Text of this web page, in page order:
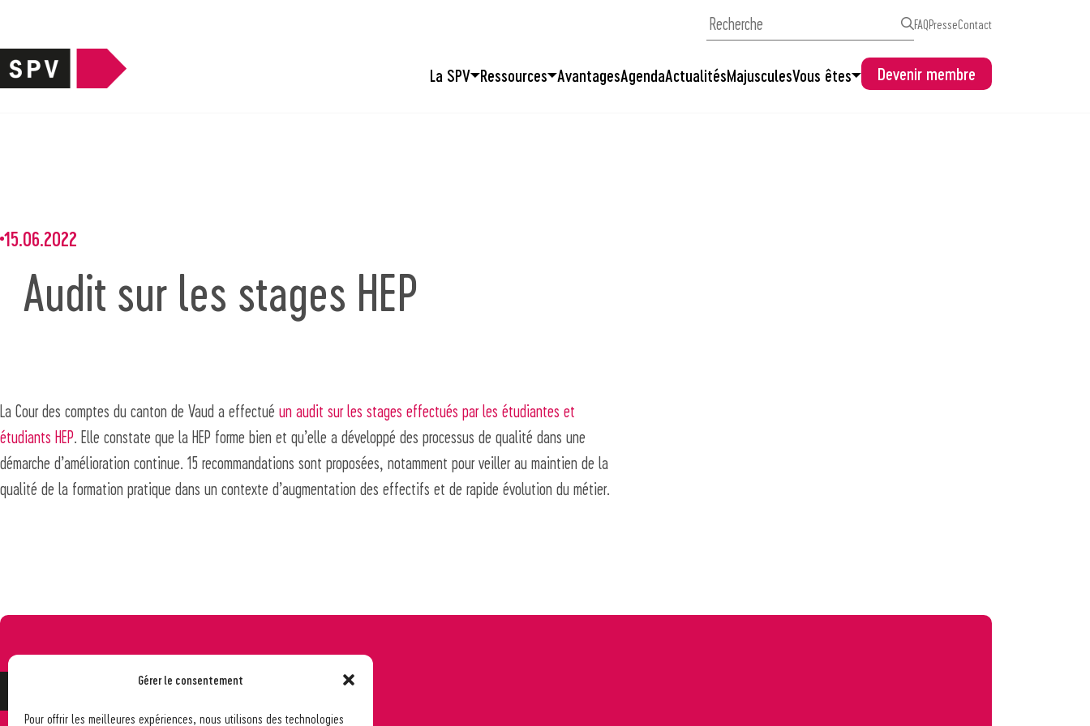
Gérer le consentement
Pour offrir les meilleures expériences, nous utilisons des technologies
La SPV Ressources AvantagesAgendaActualitésMajusculesVous êtes Devenir membre
FAQPresseContact
15.06.2022
Audit sur les stages HEP
La Cour des comptes du canton de Vaud a effectué un audit sur les stages effectués par les étudiantes et
étudiants HEP. Elle constate que la HEP forme bien et qu’elle a développé des processus de qualité dans une
démarche d’amélioration continue. 15 recommandations sont proposées, notamment pour veiller au maintien de la
qualité de la formation pratique dans un contexte d’augmentation des effectifs et de rapide évolution du métier.